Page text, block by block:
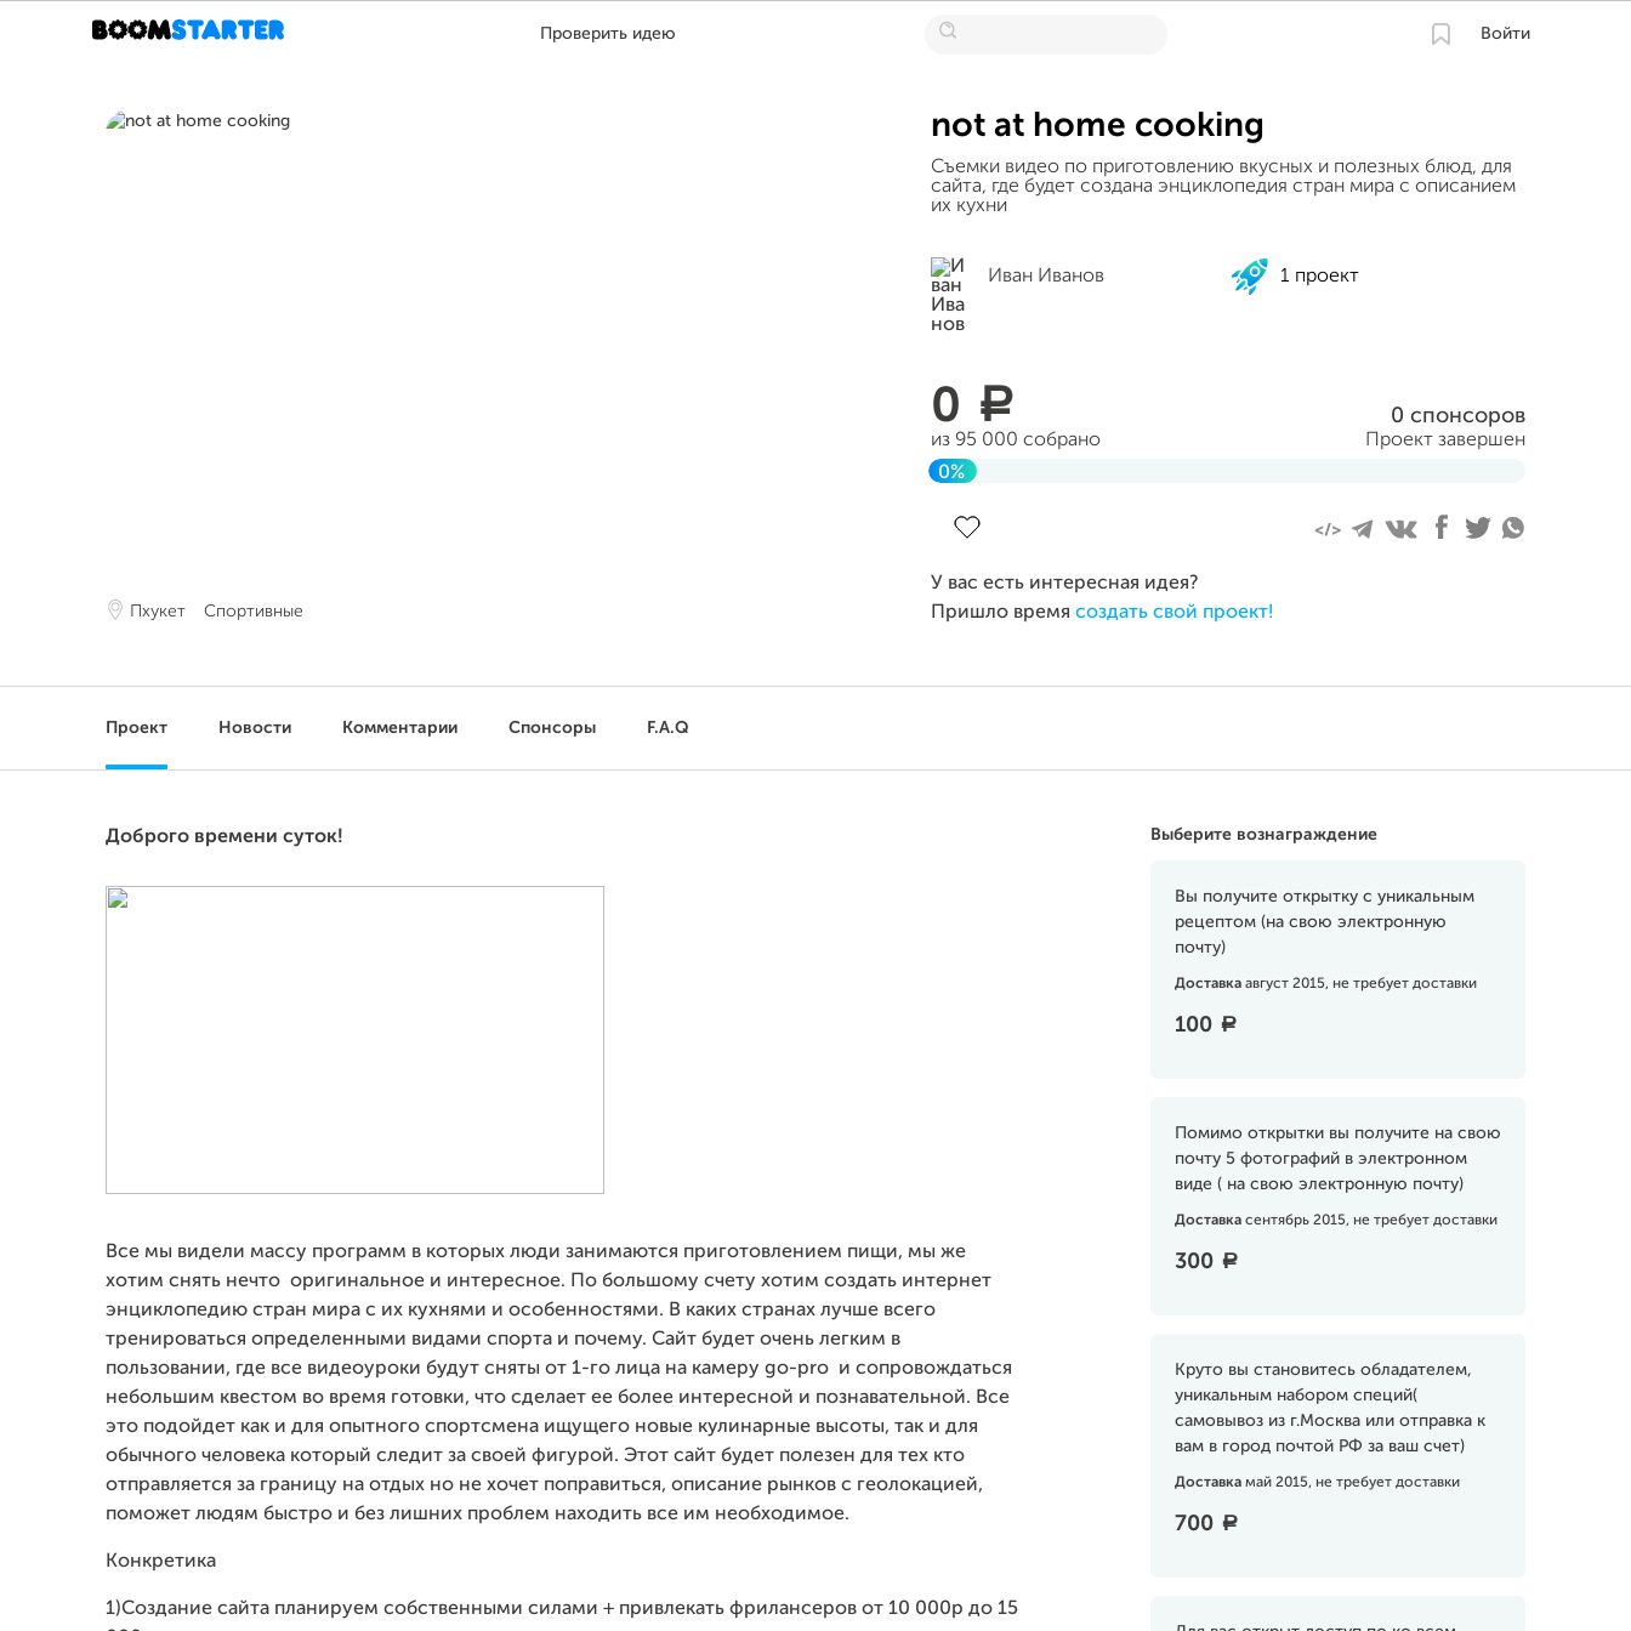
Проверить идею Войти
Пхукет Спортивные
not at home cooking
Съемки видео по приготовлению вкусных и полезных блюд, для
сайта, где будет создана энциклопедия стран мира с описанием
их кухни
Иван Иванов 1 проект
0 a
из 95 000 собрано
0 спонсоров
Проект завершен
0%
У вас есть интересная идея?
Пришло время создать свой проект!
Проект Новости Комментарии Спонсоры F.A.Q
Выберите вознаграждение
Вы получите открытку с уникальным
рецептом (на свою электронную
почту)
Доставка август 2015, не требует доставки
100 a
Помимо открытки вы получите на свою
почту 5 фотографий в электронном
виде ( на свою электронную почту)
Доставка сентябрь 2015, не требует доставки
300 a
Круто вы становитесь обладателем,
уникальным набором специй(
самовывоз из г.Москва или отправка к
вам в город почтой РФ за ваш счет)
Доставка май 2015, не требует доставки
700 a
Доброго времени суток!
Все мы видели массу программ в которых люди занимаются приготовлением пищи, мы же
хотим снять нечто оригинальное и интересное. По большому счету хотим создать интернет
энциклопедию стран мира с их кухнями и особенностями. В каких странах лучше всего
тренироваться определенными видами спорта и почему. Сайт будет очень легким в
пользовании, где все видеоуроки будут сняты от 1-го лица на камеру go-pro и сопровождаться
небольшим квестом во время готовки, что сделает ее более интересной и познавательной. Все
это подойдет как и для опытного спортсмена ищущего новые кулинарные высоты, так и для
обычного человека который следит за своей фигурой. Этот сайт будет полезен для тех кто
отправляется за границу на отдых но не хочет поправиться, описание рынков с геолокацией,
поможет людям быстро и без лишних проблем находить все им необходимое.
Конкретика
1)Создание сайта планируем собственными силами + привлекать фрилансеров от 10 000р до 15